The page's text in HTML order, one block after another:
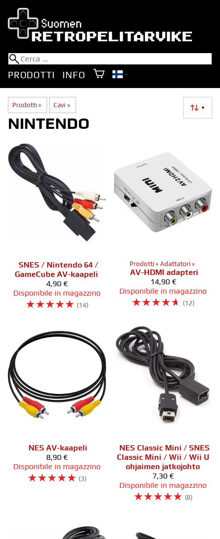
PRODOTTI INFO
Prodotti ‪» Cavi ‪» ▼
NINTENDO
SNES / Nintendo 64 /
GameCube AV-kaapeli
4,90 €
Disponibile in magazzino
☆☆☆☆☆ (14)
Prodotti ‪» Adattatori ‪»
AV-HDMI adapteri
14,90 €
Disponibile in magazzino
☆☆☆☆☆ (12)
NES AV-kaapeli
8,90 €
Disponibile in magazzino
☆☆☆☆☆ (3)
NES Classic Mini / SNES
Classic Mini / Wii / Wii U
ohjaimen jatkojohto
7,30 €
Disponibile in magazzino
☆☆☆☆☆ (8)